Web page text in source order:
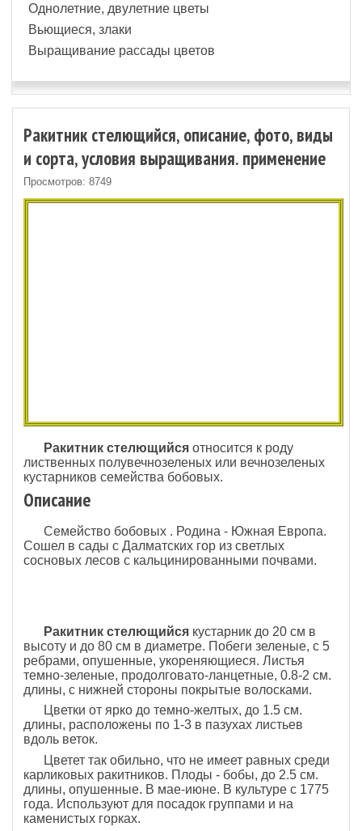
Однолетние, двулетние цветы
Вьющиеся, злаки
Выращивание рассады цветов
Ракитник стелющийся, описание, фото, виды
и сорта, условия выращивания. применение
Просмотров: 8749
Ракитник стелющийсяотносится к роду
лиственных полувечнозеленых или вечнозеленых
кустарников семейства бобовых.
Описание
Семейство бобовых . Родина - Южная Европа.
Сошел в сады с Далматских гор из светлых
сосновых лесов с кальцинированными почвами.
Ракитник стелющийся кустарник до 20 см в
высоту и до 80 см в диаметре. Побеги зеленые, с 5
ребрами, опушенные, укореняющиеся. Листья
темно-зеленые, продолговато-ланцетные, 0.8-2 см.
длины, с нижней стороны покрытые волосками.
Цветки от ярко до темно-желтых, до 1.5 см.
длины, расположены по 1-3 в пазухах листьев
вдоль веток.
Цветет так обильно, что не имеет равных среди
карликовых ракитников. Плоды - бобы, до 2.5 см.
длины, опушенные. В мае-июне. В культуре с 1775
года. Используют для посадок группами и на
каменистых горках.